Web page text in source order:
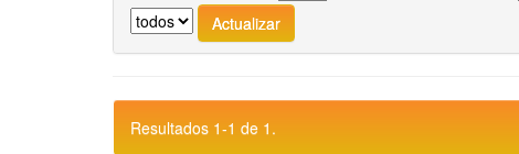
Resultados 1-1 de 1.